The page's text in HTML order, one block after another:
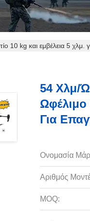
kg και εμβέλεια 5 χλμ.
54 Χλμ/
Ωφέλιμο
Για
Ονομασία
Αριθμός
MOQ: